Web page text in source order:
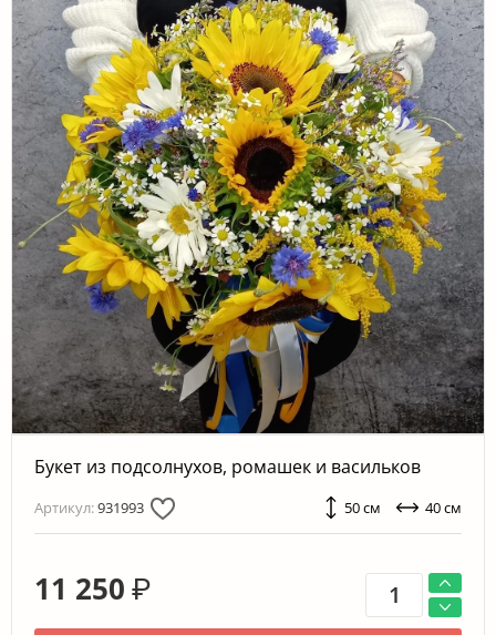
Букет из подсолнухов, ромашек и васильков
Артикул:931993 50 см 40 см
11 250 ₽